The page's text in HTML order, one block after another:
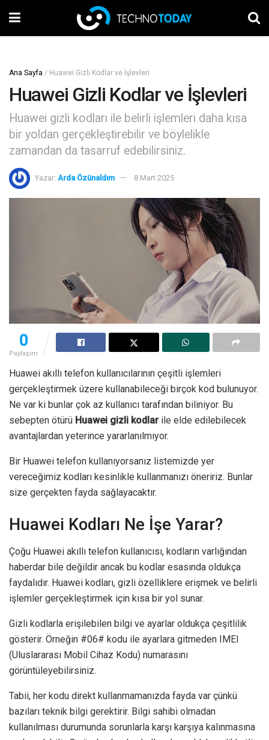
Ana Sayfa / Huawei Gizli Kodlar ve İşlevleri
Huawei Gizli Kodlar ve İşlevleri
Huawei gizli kodları ile belirli işlemleri daha kısa
bir yoldan gerçekleştirebilir ve böylelikle
zamandan da tasarruf edebilirsiniz.
Yazar: Arda Özünaldım 8 Mart 2025
0
Paylaşım
Huawei akıllı telefon kullanıcılarının çeşitli işlemleri
gerçekleştirmek üzere kullanabileceği birçok kod bulunuyor.
Ne var ki bunlar çok az kullanıcı tarafından biliniyor. Bu
sebepten ötürü Huawei gizli kodlarile elde edilebilecek
avantajlardan yeterince yararlanılmıyor.
Bir Huawei telefon kullanıyorsanız listemizde yer
vereceğimiz kodları kesinlikle kullanmanızı öneririz. Bunlar
size gerçekten fayda sağlayacaktır.
Huawei Kodları Ne İşe Yarar?
Çoğu Huawei akıllı telefon kullanıcısı, kodların varlığından
haberdar bile değildir ancak bu kodlar esasında oldukça
faydalıdır. Huawei kodları, gizli özelliklere erişmek ve belirli
işlemler gerçekleştirmek için kısa bir yol sunar.
Gizli kodlarla erişilebilen bilgi ve ayarlar oldukça çeşitlilik
gösterir. Örneğin #06# kodu ile ayarlara gitmeden IMEI
(Uluslararası Mobil Cihaz Kodu) numarasını
görüntüleyebilirsiniz.
Tabii, her kodu direkt kullanmamanızda fayda var çünkü
bazıları teknik bilgi gerektirir. Bilgi sahibi olmadan
kullanılması durumunda sorunlarla karşı karşıya kalınmasına